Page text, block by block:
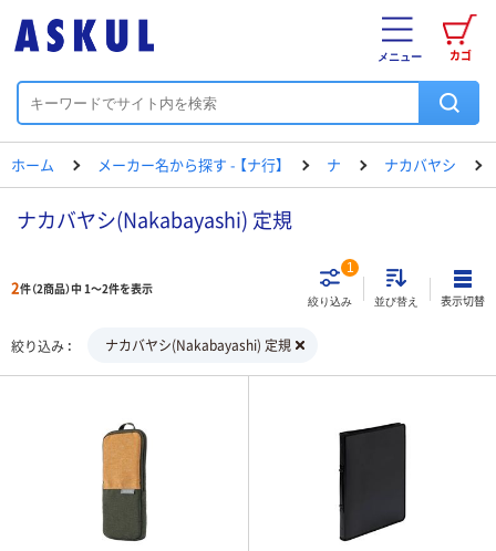
カゴ
メニュー
ホーム メーカー名から探す - 【ナ行】 ナ ナカバヤシ
ナカバヤシ(Nakabayashi) 定規
2件（2商品）中 1～2件を表示
絞り込み
1
並び替え 表示切替
絞り込み ナカバヤシ(Nakabayashi) 定規